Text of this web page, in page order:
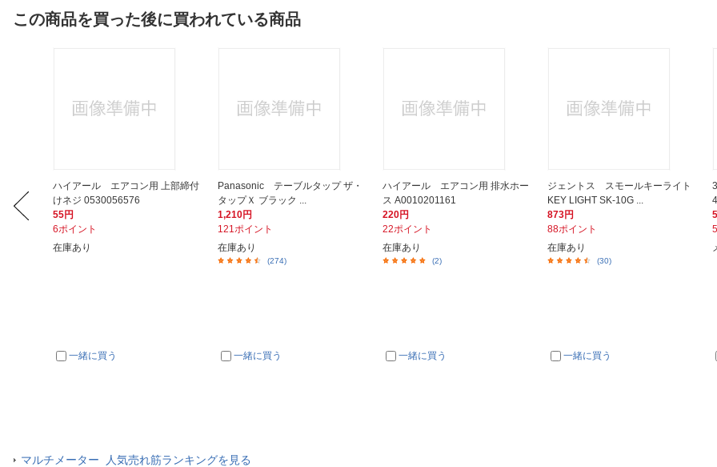
この商品を買った後に買われている商品
ハイアール エアコン用 上部締付
けネジ 0530056576
55円
6ポイント
在庫あり
一緒に買う
Panasonic テーブルタップ ザ・
タップＸ ブラック ...
1,210円
121ポイント
在庫あり
(274)
一緒に買う
ハイアール エアコン用 排水ホー
ス A0010201161
220円
22ポイント
在庫あり
(2)
一緒に買う
ジェントス スモールキーライト
KEY LIGHT SK-10G ...
873円
88ポイント
在庫あり
(30)
一緒に買う
マルチメーター 人気売れ筋ランキングを見る